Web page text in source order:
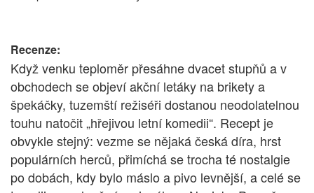
Recenze:
Když venku teploměr přesáhne dvacet stupňů a v
obchodech se objeví akční letáky na brikety a
špekáčky, tuzemští režiséři dostanou neodolatelnou
touhu natočit „hřejivou letní komedii“. Recept je
obvykle stejný: vezme se nějaká česká díra, hrst
populárních herců, přimíchá se trocha té nostalgie
po dobách, kdy bylo máslo a pivo levnější, a celé se